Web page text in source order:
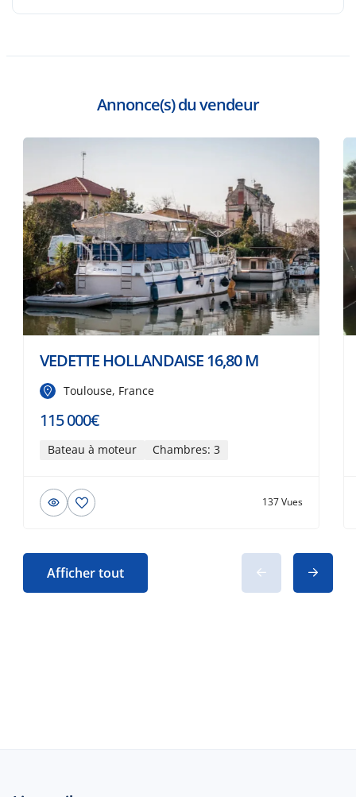
Annonce(s) du vendeur
VEDETTE HOLLANDAISE 16,80 M
Toulouse, France
115 000€
Bateau à moteur Chambres: 3
137 Vues
Afficher tout